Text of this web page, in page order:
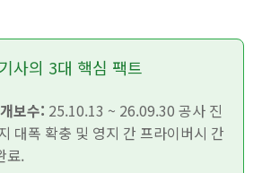
사의 3대 핵심 팩트
보수: 25.10.13 ~ 26.09.30 공사 진
대폭 확충 및 영지 간 프라이버시 간
료.